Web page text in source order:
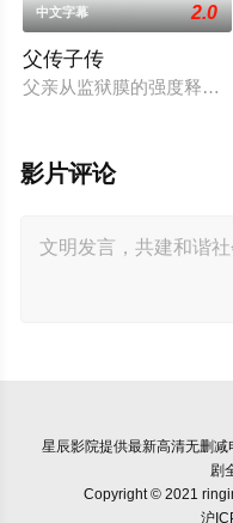
中文字幕 2.0
父传子传
父亲从监狱膜的强度释放
影片评论
星辰影院提供最新高清无删减
剧
Copyright © 2021
沪